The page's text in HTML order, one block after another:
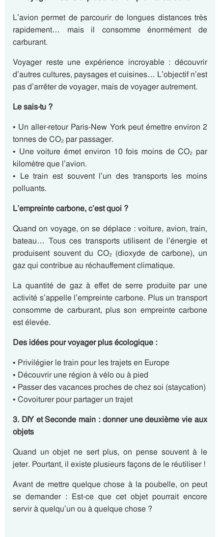
L’avion permet de parcourir de longues distances très
rapidement… mais il consomme énormément de
carburant.
Voyager reste une expérience incroyable : découvrir
d’autres cultures, paysages et cuisines… L’objectif n’est
pas d’arrêter de voyager, mais de voyager autrement.
Le sais-tu ?
• Un aller-retour Paris-New York peut émettre environ 2
tonnes de CO₂ par passager.
• Une voiture émet environ 10 fois moins de CO₂ par
kilomètre que l’avion.
• Le train est souvent l’un des transports les moins
polluants.
L’empreinte carbone, c’est quoi ?
Quand on voyage, on se déplace : voiture, avion, train,
bateau… Tous ces transports utilisent de l’énergie et
produisent souvent du CO₂ (dioxyde de carbone), un
gaz qui contribue au réchauffement climatique.
La quantité de gaz à effet de serre produite par une
activité s’appelle l’empreinte carbone. Plus un transport
consomme de carburant, plus son empreinte carbone
est élevée.
Des idées pour voyager plus écologique :
• Privilégier le train pour les trajets en Europe
• Découvrir une région à vélo ou à pied
• Passer des vacances proches de chez soi (staycation)
• Covoiturer pour partager un trajet
3. DIY et Seconde main : donner une deuxième vie aux
objets
Quand un objet ne sert plus, on pense souvent à le
jeter. Pourtant, il existe plusieurs façons de le réutiliser !
Avant de mettre quelque chose à la poubelle, on peut
se demander : Est-ce que cet objet pourrait encore
servir à quelqu’un ou à quelque chose ?